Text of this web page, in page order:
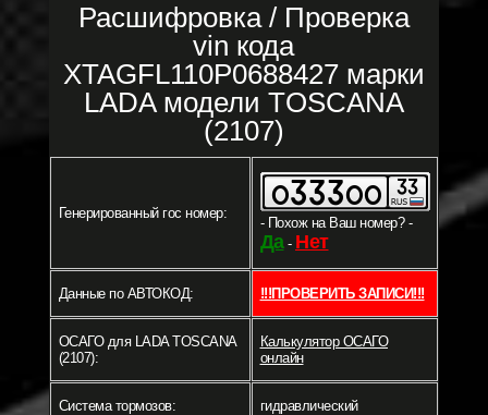
Расшифровка / Проверка
vin кода
XTAGFL110P0688427 марки
LADA модели TOSCANA
(2107)
Генерированный гос номер:
- Похож на Ваш номер? -
Да- Нет
Данные по АВТОКОД: !!!ПРОВЕРИТЬ ЗАПИСИ!!!
ОСАГО для LADA TOSCANA
(2107):
Калькулятор ОСАГО
онлайн
Система тормозов: гидравлический